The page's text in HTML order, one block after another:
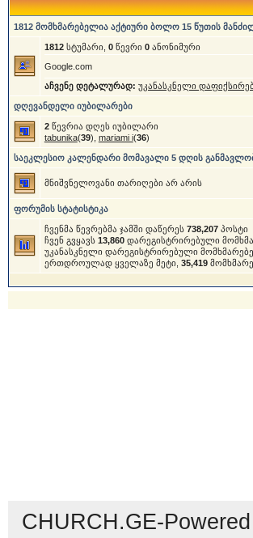
1812 მომხმარებელია აქტიური ბოლო 15 წუთის
1812სტუმარი, 0წევრი 0ანონიმური
Google.com
აჩვენე დეტალურად: უკანასკნელი
დღევანდელი იუბილარები
2წევრია დღეს იუბილარი
tabunika(39), mariami i(36)
საეკლესიო კალენდარი მომავალი 5 დღის
მნიშვნელოვანი თარიღები არ არის
ფორუმის სტატისტიკა
ჩვენმა წევრებმა ჯამში დაწერეს 738,207პოსტი
ჩვენ გვყავს 13,860დარეგისტრირებული
უკანასკნელი დარეგისტრირებული
ერთდროულად ყველაზე მეტი, 35,419
CHURCH.GE-